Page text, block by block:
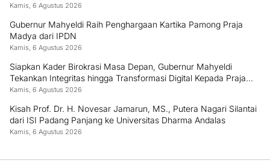
Kamis, 6 Agustus 2026
Gubernur Mahyeldi Raih Penghargaan Kartika Pamong Praja
Madya dari IPDN
Kamis, 6 Agustus 2026
Siapkan Kader Birokrasi Masa Depan, Gubernur Mahyeldi
Tekankan Integritas hingga Transformasi Digital Kepada Praja
IPDN Asal Sumbar
Kamis, 6 Agustus 2026
Kisah Prof. Dr. H. Novesar Jamarun, MS., Putera Nagari Silantai
dari ISI Padang Panjang ke Universitas Dharma Andalas
Kamis, 6 Agustus 2026